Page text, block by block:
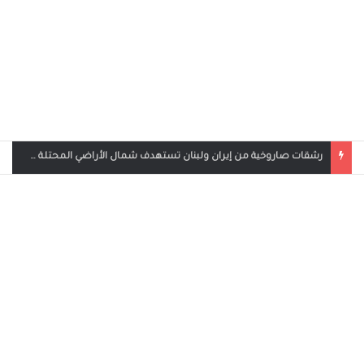
بث مباشر مباراة الأردن والإمارات في كأس العرب 2025